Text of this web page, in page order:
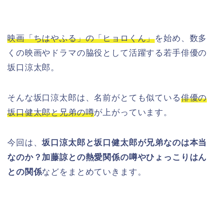
映画「ちはやふる」の「ヒョロくん」を始め、数多
くの映画やドラマの脇役として活躍する若手俳優の
坂口涼太郎。
そんな坂口涼太郎は、名前がとても似ている俳優の
坂口健太郎と兄弟の噂が上がっています。
今回は、坂口涼太郎と坂口健太郎が兄弟なのは本当
なのか？加藤諒との熱愛関係の噂やひょっこりはん
との関係などをまとめていきます。